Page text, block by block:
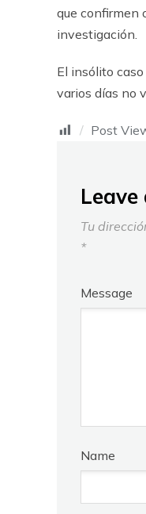
que confirmen
investigación.
El insólito
varios días no
Post
Leave
Tu
*
Message
Name